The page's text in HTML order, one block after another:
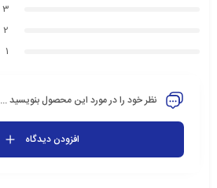
3
2
1
نظر خود را در مورد این محصول بنویسید ...
افزودن دیدگاه